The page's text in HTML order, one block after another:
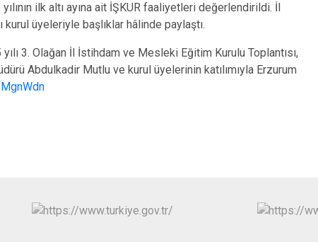
ilk altı ayına ait İŞKUR faaliyetleri değerlendirildi. İl
üyeleriyle başlıklar hâlinde paylaştı.
3. Olağan İl İstihdam ve Mesleki Eğitim Kurulu Toplantısı,
Abdulkadir Mutlu ve kurul üyelerinin katılımıyla Erzurum